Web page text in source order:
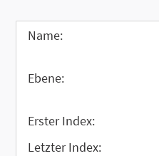
Name:
Ebene:
Erster Index:
Letzter Index: